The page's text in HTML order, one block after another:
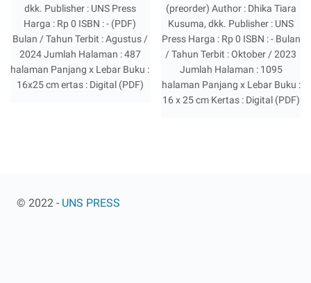
dkk. Publisher : UNS Press
Harga : Rp 0 ISBN : - (PDF)
Bulan / Tahun Terbit : Agustus /
2024 Jumlah Halaman : 487
halaman Panjang x Lebar Buku :
16x25 cm ertas : Digital (PDF)
(preorder) Author : Dhika Tiara
Kusuma, dkk. Publisher : UNS
Press Harga : Rp 0 ISBN : - Bulan
/ Tahun Terbit : Oktober / 2023
Jumlah Halaman : 1095
halaman Panjang x Lebar Buku :
16 x 25 cm Kertas : Digital (PDF)
© 2022 - UNS PRESS